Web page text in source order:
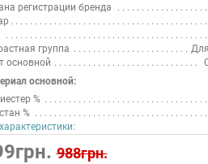
регистрации бренда
группа
основной
основной:
%
%
988грн.